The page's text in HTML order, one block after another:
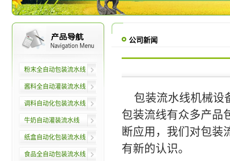
粉末全自动包装流水线
酱料全自动灌装流水线
调料自动化包装流水线
牛奶自动灌装流水线
纸盒自动化包装流水线
食品全自动包装流水线
公司新闻
包装流水线机械设
包装流线有众多产品
断应用，我们对包装
有新的认识。